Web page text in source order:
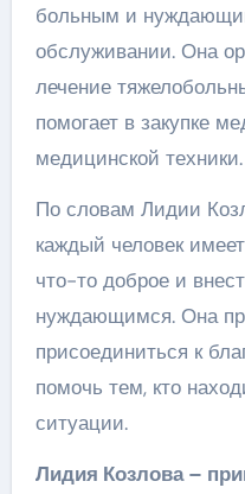
больным и
обслуживании. Она
лечение
помогает в закупке
медицинской техники.
По словам Лидии
каждый человек
что-то доброе и
нуждающимся. Она
присоединиться к
помочь тем, кто
ситуации.
Лидия Козлова –